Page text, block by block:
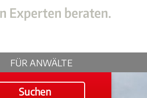
FÜR ANWÄLTE
Suchen